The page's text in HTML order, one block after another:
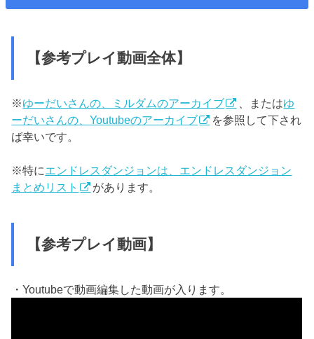
【参考プレイ動画全体】
※ゆーだいさんの、ミルダムのアーカイブ 、またはゆ
ーだいさんの、Youtubeのアーカイブ
を参照して下され
ば幸いです。
※特にエンドレスダンジョンは、エンドレスダンジョン
まとめリスト
があります。
【参考プレイ動画】
・Youtubeで動画編集した動画が入ります。